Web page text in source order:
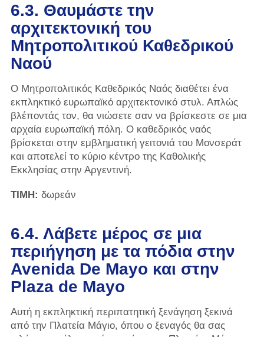
6.3. Θαυμάστε την
αρχιτεκτονική του
Μητροπολιτικού Καθεδρικού
Ναού
Ο Μητροπολιτικός Καθεδρικός Ναός διαθέτει ένα
εκπληκτικό ευρωπαϊκό αρχιτεκτονικό στυλ. Απλώς
βλέποντάς τον, θα νιώσετε σαν να βρίσκεστε σε μια
αρχαία ευρωπαϊκή πόλη. Ο καθεδρικός ναός
βρίσκεται στην εμβληματική γειτονιά του Μονσεράτ
και αποτελεί το κύριο κέντρο της Καθολικής
Εκκλησίας στην Αργεντινή.
ΤΙΜΗ: δωρεάν
6.4. Λάβετε μέρος σε μια
περιήγηση με τα πόδια στην
Avenida De Mayo και στην
Plaza de Mayo
Αυτή η εκπληκτική περιπατητική ξενάγηση ξεκινά
από την Πλατεία Μάγιο, όπου ο ξεναγός θα σας